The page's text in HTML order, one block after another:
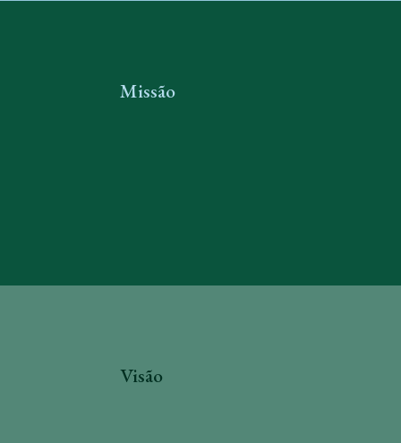
Missão
Visão